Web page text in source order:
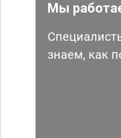
Мы
знаем, как